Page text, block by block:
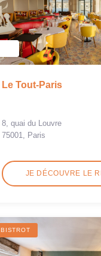
Le Tout-Paris
8, quai du Louvre
75001, Paris
JE DÉCOUVRE LE
BISTROT